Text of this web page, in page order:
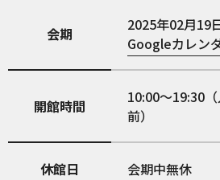
会期
2025年02月19
Googleカレン
開館時間
10:00～19:30
前）
休館日 会期中無休